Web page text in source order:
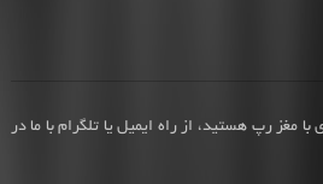
مغز رپ هستید، از راه ایمیل یا تلگرام با ما در